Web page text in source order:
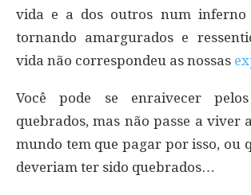
vida e a dos outros num inferno
tornando amargurados e
vida não correspondeu as nossas
Você pode se enraivecer
quebrados, mas não passe a viver
mundo tem que pagar por isso, ou
deveriam ter sido quebrados…